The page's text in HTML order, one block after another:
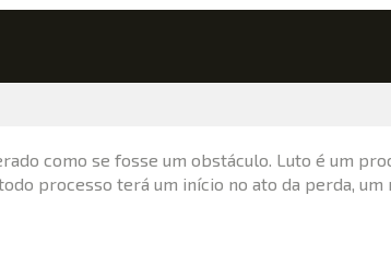
como se fosse um obstáculo. Luto é um
processo terá um início no ato da perda, um